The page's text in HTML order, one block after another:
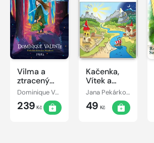
Vilma a
ztracený
den
Dominique Valente
239 Kč
Kačenka,
Vítek a
jejich
pohádkové
dobrodružství
Jana Pekárková
49 Kč